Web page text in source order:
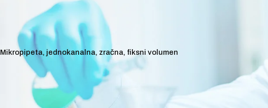
Mikropipeta, jednokanalna, zračna, fiksni volumen